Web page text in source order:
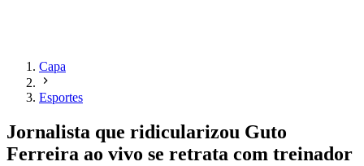
Capa
Esportes
Jornalista que ridicularizou Guto
Ferreira ao vivo se retrata com treinador